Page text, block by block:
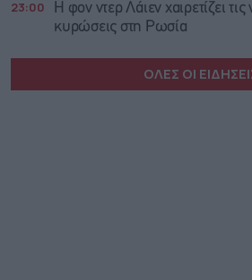
23:00
Η φον ντερ Λάιεν χαιρετίζει
κυρώσεις στη Ρωσία
ΟΛΕΣ ΟΙ